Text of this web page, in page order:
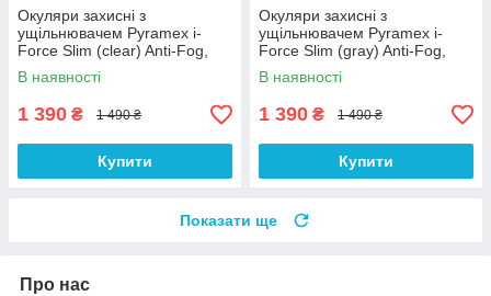
Окуляри захисні з
ущільнювачем Pyramex i-
Force Slim (clear) Anti-Fog,
прозорі
В наявності
1 390 ₴ 1 490 ₴
Купити
Окуляри захисні з
ущільнювачем Pyramex i-
Force Slim (gray) Anti-Fog,
чорні
В наявності
1 390 ₴ 1 490 ₴
Купити
Показати ще
Про нас